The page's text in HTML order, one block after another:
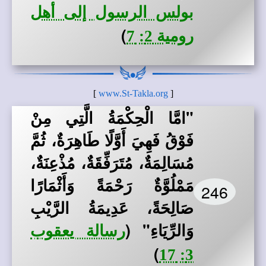
بولس الرسول إلى أهل
رومية 2: 7
)
[
www.St-Takla.org
]
246
"امَّا الْحِكْمَةُ الَّتِي مِنْ
فَوْقُ فَهِيَ أَوَّلًا طَاهِرَةٌ، ثُمَّ
مُسَالِمَةٌ، مُتَرَفِّقَةٌ، مُذْعِنَةٌ،
مَمْلُوَّةٌ رَحْمَةً وَأَثْمَارًا
صَالِحَةً، عَدِيمَةُ الرَّيْبِ
وَالرِّيَاءِ" (رسالة يعقوب
3: 17
)